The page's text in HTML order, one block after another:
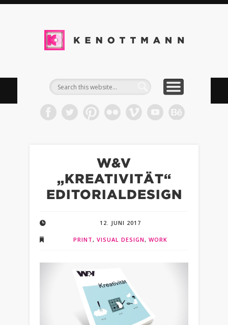
&
WORK
DOWNLOADS
TIMELINE
BLOG
INFO
IMPRESSUM
W&V
„KREATIVITÄT“
EDITORIALDESIGN
12. JUNI 2017
PRINT , VISUAL DESIGN , WORK